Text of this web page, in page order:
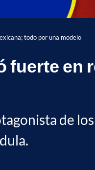
todo por una modelo
en
de